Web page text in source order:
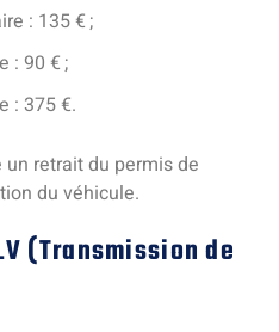
: 135 € ;
: 90 € ;
: 375 €.
un retrait du permis de
du véhicule.
(Transmission de